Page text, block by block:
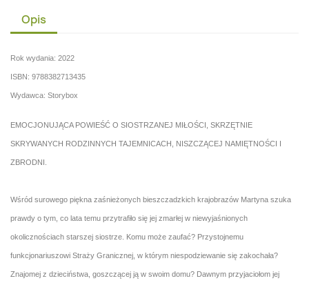
Opis
Rok wydania: 2022
ISBN: 9788382713435
Wydawca: Storybox
EMOCJONUJĄCA POWIEŚĆ O SIOSTRZANEJ MIŁOŚCI, SKRZĘTNIE
SKRYWANYCH RODZINNYCH TAJEMNICACH, NISZCZĄCEJ NAMIĘTNOŚCI I
ZBRODNI.
Wśród surowego piękna zaśnieżonych bieszczadzkich krajobrazów Martyna szuka
prawdy o tym, co lata temu przytrafiło się jej zmarłej w niewyjaśnionych
okolicznościach starszej siostrze. Komu może zaufać? Przystojnemu
funkcjonariuszowi Straży Granicznej, w którym niespodziewanie się zakochała?
Znajomej z dzieciństwa, goszczącej ją w swoim domu? Dawnym przyjaciołom jej